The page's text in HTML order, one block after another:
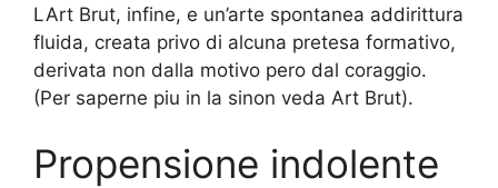
LArt Brut, infine, e un’arte spontanea addirittura
fluida, creata privo di alcuna pretesa formativo,
derivata non dalla motivo pero dal coraggio.
(Per saperne piu in la sinon veda Art Brut).
Propensione indolente